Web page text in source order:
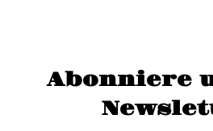
Abonniere